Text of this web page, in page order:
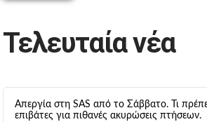
Τελευταία νέα
Απεργία στη SAS από το Σάββατο. Τι
επιβάτες για πιθανές ακυρώσεις πτήσεων.